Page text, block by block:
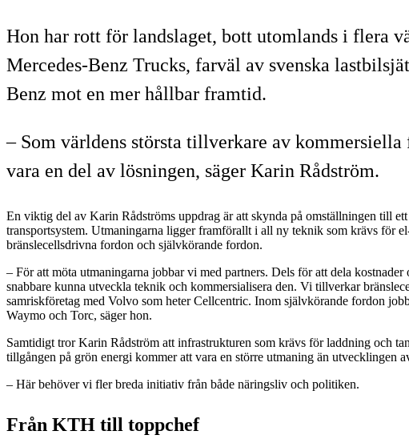
Hon har rott för landslaget, bott utomlands i flera
Mercedes-Benz Trucks, farväl av svenska
Benz mot en mer hållbar framtid.
– Som världens största tillverkare av
vara en del av lösningen, säger Karin Rådström.
En viktig del av Karin Rådströms uppdrag är att skynda på omställningen till
transportsystem. Utmaningarna ligger framförallt i all ny teknik som krävs för
bränslecellsdrivna fordon och självkörande fordon.
– För att möta utmaningarna jobbar vi med partners. Dels för att dela kostnader
snabbare kunna utveckla teknik och kommersialisera den. Vi tillverkar
samriskföretag med Volvo som heter Cellcentric. Inom självkörande fordon
Waymo och Torc, säger hon.
Samtidigt tror Karin Rådström att infrastrukturen som krävs för laddning och
tillgången på grön energi kommer att vara en större utmaning än utvecklingen
– Här behöver vi fler breda initiativ från både näringsliv och politiken.
Från KTH till toppchef